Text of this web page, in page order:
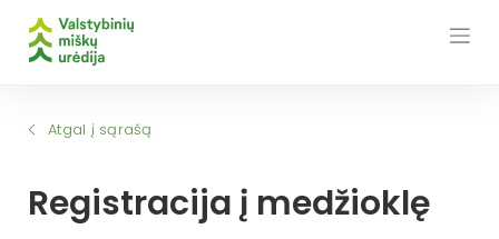
Atgal į sąrašą
Registracija į medžioklę